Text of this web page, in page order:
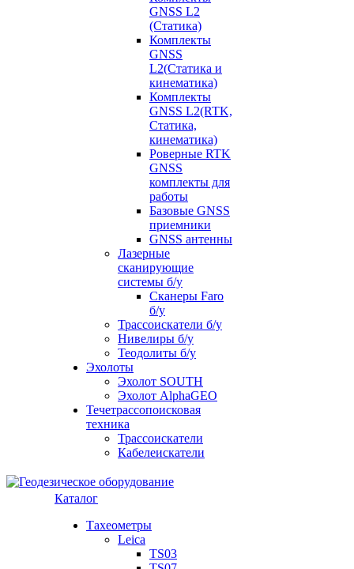
GNSS L2
(Статика)
Комплекты
GNSS
L2(Статика и
кинематика)
Комплекты
GNSS L2(RTK,
Статика,
кинематика)
Роверные RTK
GNSS
комплекты для
работы
Базовые GNSS
приемники
GNSS антенны
Лазерные
сканирующие
системы б/у
Сканеры Faro
б/у
Трассоискатели б/у
Нивелиры б/у
Теодолиты б/у
Эхолоты
Эхолот SOUTH
Эхолот AlphaGEO
Течетрассопоисковая
техника
Трассоискатели
Кабелеискатели
Каталог
Тахеометры
Leica
TS03